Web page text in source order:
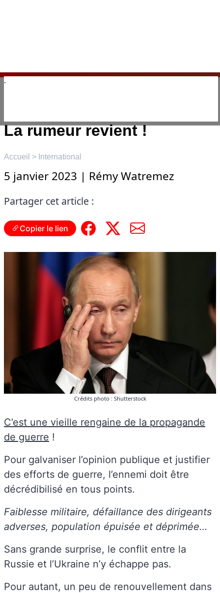
Menu
La rumeur revient !
Accueil > International
5 janvier 2023 | Rémy Watremez
Partager cet article :
Copier le lien
Crédits photo : Shutterstock
C’est une vieille rengaine de la propagande
de guerre !
Pour galvaniser l’opinion publique et justifier
des efforts de guerre, l’ennemi doit être
décrédibilisé en tous points.
Faiblesse militaire, défaillance des dirigeants
adverses, population épuisée et déprimée…
Sans grande surprise, le conflit entre la
Russie et l’Ukraine n’y échappe pas.
Pour autant, un peu de renouvellement dans